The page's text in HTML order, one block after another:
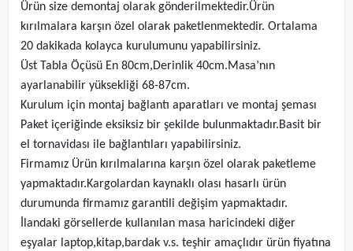
Ürün size demontaj olarak gönderilmektedir.Ürün
kırılmalara karşın özel olarak paketlenmektedir. Ortalama
20 dakikada kolayca kurulumunu yapabilirsiniz.
Üst Tabla Öçüsü En 80cm,Derinlik 40cm.Masa’nın
ayarlanabilir yüksekliği 68-87cm.
Kurulum için montaj bağlantı aparatları ve montaj şeması
Paket içeriğinde eksiksiz bir şekilde bulunmaktadır.Basit bir
el tornavidası ile bağlantıları yapabilirsiniz.
Firmamız Ürün kırılmalarına karşın özel olarak paketleme
yapmaktadır.Kargolardan kaynaklı olası hasarlı ürün
durumunda firmamız garantili değişim yapmaktadır.
İlandaki görsellerde kullanılan masa haricindeki diğer
eşyalar laptop,kitap,bardak v.s. teşhir amaçlıdır ürün fiyatına